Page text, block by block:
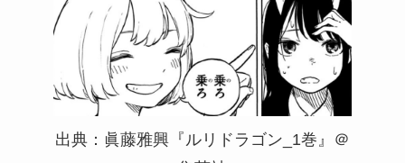
出典：眞藤雅興『ルリドラゴン_1巻』＠